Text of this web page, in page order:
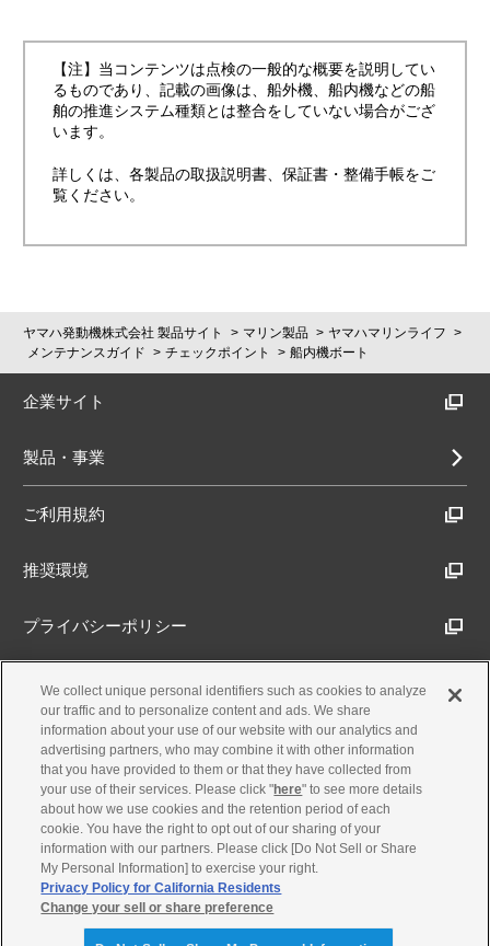
【注】当コンテンツは点検の一般的な概要を説明してい
るものであり、記載の画像は、船外機、船内機などの船
舶の推進システム種類とは整合をしていない場合がござ
います。
詳しくは、各製品の取扱説明書、保証書・整備手帳をご
覧ください。
ヤマハ発動機株式会社 製品サイト マリン製品
ヤマハマリンライフ
メンテナンスガイド
チェックポイント 船内機ボート
企業サイト
製品・事業
ご利用規約
推奨環境
プライバシーポリシー
Cookieポリシー
アクセシビリティ方針
古物営業法に基づく表示
製品・事業のお問合せ
We collect unique personal identifiers such as cookies to analyze
our traffic and to personalize content and ads. We share
information about your use of our website with our analytics and
advertising partners, who may combine it with other information
that you have provided to them or that they have collected from
your use of their services. Please click "here" to see more details
about how we use cookies and the retention period of each
cookie. You have the right to opt out of our sharing of your
information with our partners. Please click [Do Not Sell or Share
My Personal Information] to exercise your right.
Privacy Policy for California Residents
Change your sell or share preference